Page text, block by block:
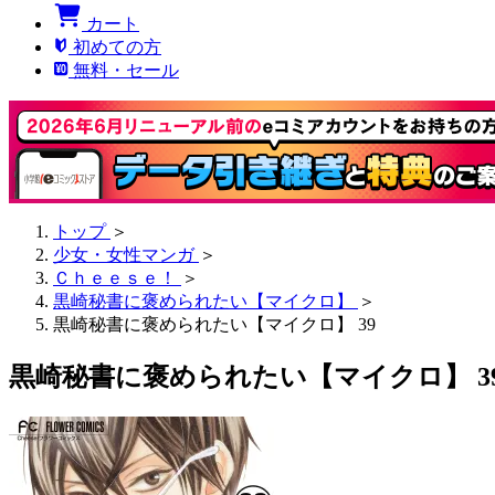
カート
初めての方
無料・セール
トップ ＞
少女・女性マンガ ＞
Ｃｈｅｅｓｅ！
＞
黒崎秘書に褒められたい【マイクロ】
＞
黒崎秘書に褒められたい【マイクロ】 39
黒崎秘書に褒められたい【マイクロ】